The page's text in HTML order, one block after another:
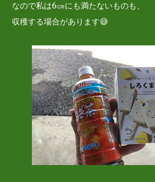
なので私は6㎝にも満たないものも、
収穫する場合があります😅